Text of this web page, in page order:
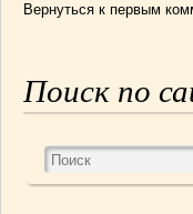
Вернуться к первым
Поиск по